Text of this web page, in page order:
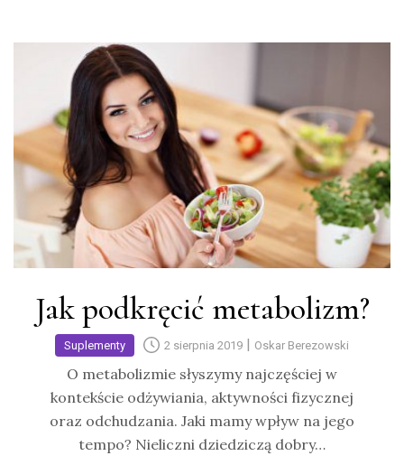
Jak podkręcić metabolizm?
Suplementy 2 sierpnia 2019 | Oskar Berezowski
O metabolizmie słyszymy najczęściej w
kontekście odżywiania, aktywności fizycznej
oraz odchudzania. Jaki mamy wpływ na jego
tempo? Nieliczni dziedziczą dobry…